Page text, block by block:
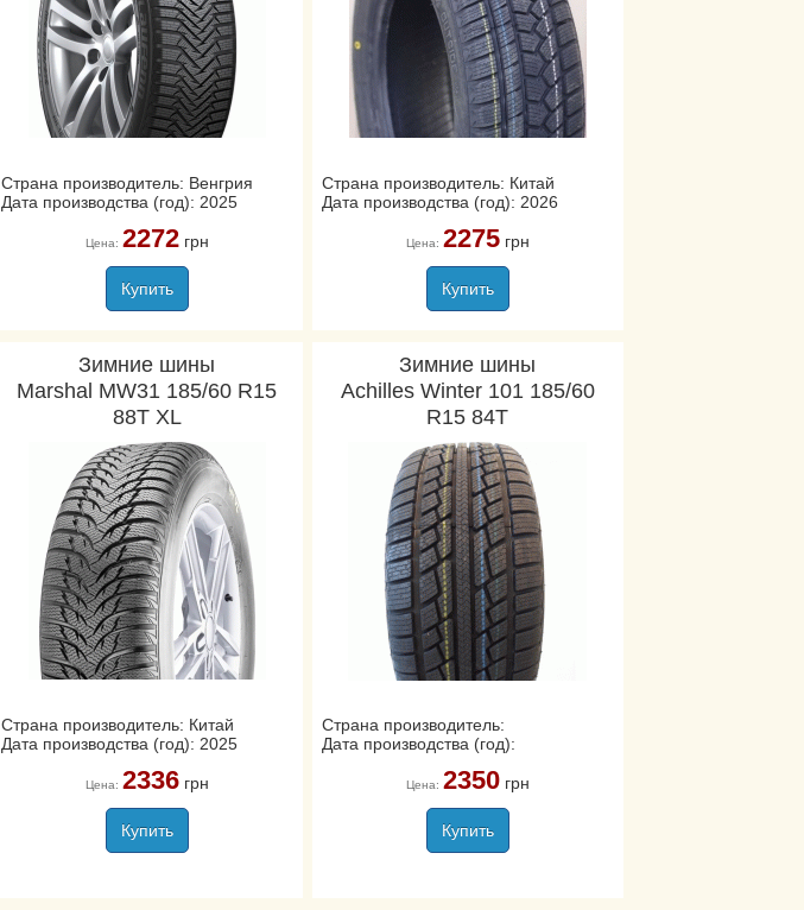
Страна производитель: Венгрия
Дата производства (год): 2025
Цена: 2272грн
Купить
Страна производитель: Китай
Дата производства (год): 2026
Цена: 2275грн
Купить
Зимние шины
Marshal MW31 185/60 R15
88T XL
Страна производитель: Китай
Дата производства (год): 2025
Цена: 2336грн
Купить
Зимние шины
Achilles Winter 101 185/60
R15 84T
Страна производитель:
Дата производства (год):
Цена: 2350грн
Купить